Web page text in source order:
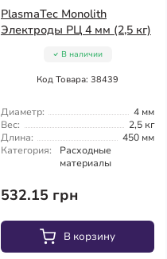
PlasmaTec Monolith
Электроды РЦ 4 мм (2,5 кг)
В наличии
Код Товара: 38439
Диаметр:
4 мм
Вес:
2,5 кг
Длина:
450 мм
Категория:
Расходные
материалы
532.15 грн
В корзину